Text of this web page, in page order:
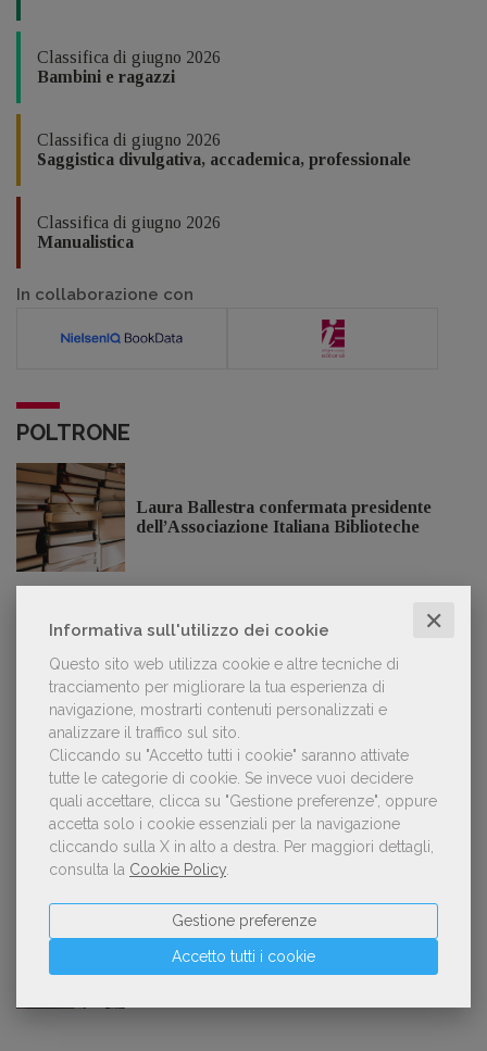
Informativa sull'utilizzo dei cookie ✕
Questo sito web utilizza cookie e altre tecniche di
tracciamento per migliorare la tua esperienza di
navigazione, mostrarti contenuti personalizzati e
analizzare il traffico sul sito.
Cliccando su "Accetto tutti i cookie" saranno attivate
tutte le categorie di cookie. Se invece vuoi decidere
quali accettare, clicca su "Gestione preferenze", oppure
accetta solo i cookie essenziali per la navigazione
cliccando sulla X in alto a destra.
Per maggiori dettagli,
consulta la Cookie Policy
Accetto tutti i cookie
Gestione preferenze
Classifica di giugno 2026
Bambini e ragazzi
Classifica di giugno 2026
Saggistica divulgativa, accademica, professionale
Classifica di giugno 2026
Manualistica
In collaborazione con
POLTRONE
Laura Ballestra confermata presidente
dell’Associazione Italiana Biblioteche
GDL TV
Lorenzo Armando (gruppo Piccoli editori
AIE): «Lavoriamo per tutelare chi, anche
su piccola scala, opera con un vero
approccio d'impresa»
OFFERTE DI LAVORO
Lavoro: 7 posizioni aperte e 9 stage in
editoria